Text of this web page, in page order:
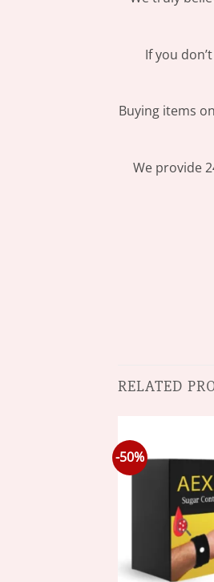
If you
Buying items
We provide
RELATED
-50%